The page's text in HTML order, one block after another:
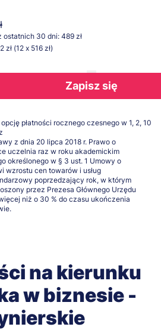
ostatnich 30 dni: 489 zł
zł (12 x 516 zł)
Zapisz się
płatności rocznego czesnego w 1, 2, 10
z dnia 20 lipca 2018 r. Prawo o
uczelnia raz w roku akademickim
określonego w § 3 ust. 1 Umowy o
cen towarów i usług
poprzedzający rok, w którym
przez Prezesa Głównego Urzędu
niż o 30 % do czasu ukończenia
na kierunku
w biznesie -